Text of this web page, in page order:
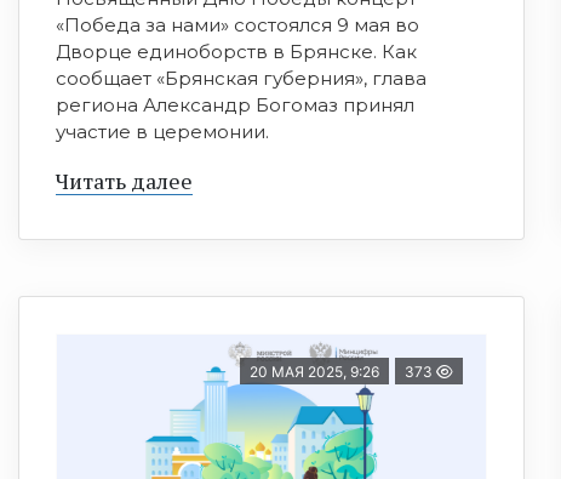
«Победа за нами» состоялся 9 мая во
Дворце единоборств в Брянске. Как
сообщает «Брянская губерния», глава
региона Александр Богомаз принял
участие в церемонии.
Читать далее
20 МАЯ 2025, 9:26 373